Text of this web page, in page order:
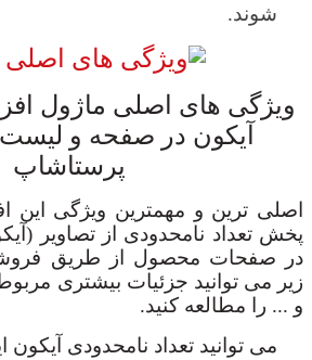
شوند.
ویژگی های اصلی ماژول
آیکون در صفحه و
پرستاشاپ
اصلی ترین و مهمترین ویژگی این
پخش تعداد نامحدودی از تصاویر
در صفحات محصول از طریق
زیر می توانید جزئیات بیشتری
و ... را مطالعه کنید.
می توانید تعداد نامحدودی آیکون